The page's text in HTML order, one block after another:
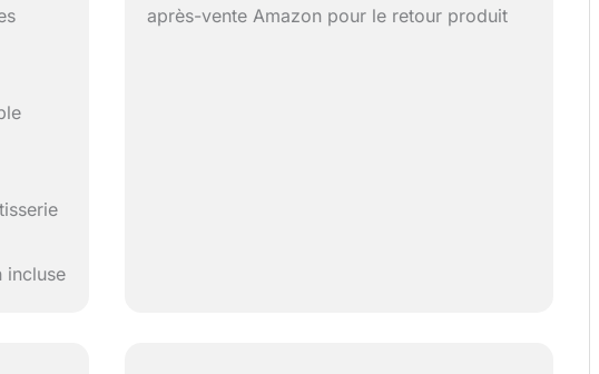
incluse
après-vente Amazon pour le retour produit